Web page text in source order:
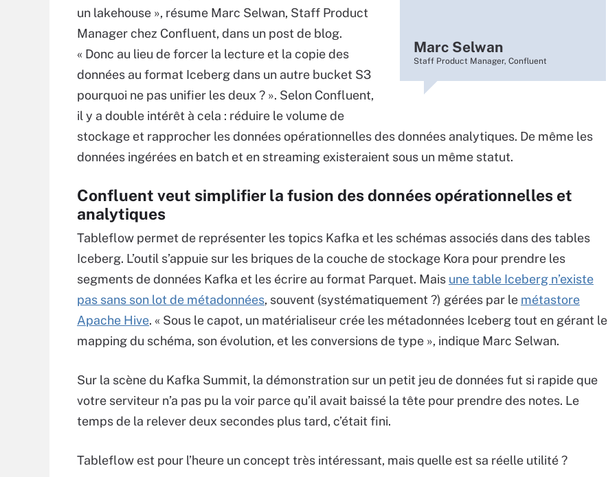
Marc Selwan
Staff Product Manager, Confluent
un lakehouse », résume Marc Selwan, Staff Product
Manager chez Confluent, dans un post de blog.
« Donc au lieu de forcer la lecture et la copie des
données au format Iceberg dans un autre bucket S3
pourquoi ne pas unifier les deux ? ». Selon Confluent,
il y a double intérêt à cela : réduire le volume de
stockage et rapprocher les données opérationnelles des données analytiques. De même les
données ingérées en batch et en streaming existeraient sous un même statut.
Confluent veut simplifier la fusion des données opérationnelles et
analytiques
Tableflow permet de représenter les topics Kafka et les schémas associés dans des tables
Iceberg. L’outil s’appuie sur les briques de la couche de stockage Kora pour prendre les
segments de données Kafka et les écrire au format Parquet. Mais une table Iceberg n’existe
pas sans son lot de métadonnées, souvent (systématiquement ?) gérées par le métastore
Apache Hive. « Sous le capot, un matérialiseur crée les métadonnées Iceberg tout en gérant le
mapping du schéma, son évolution, et les conversions de type », indique Marc Selwan.
Sur la scène du Kafka Summit, la démonstration sur un petit jeu de données fut si rapide que
votre serviteur n’a pas pu la voir parce qu’il avait baissé la tête pour prendre des notes. Le
temps de la relever deux secondes plus tard, c’était fini.
Tableflow est pour l’heure un concept très intéressant, mais quelle est sa réelle utilité ?